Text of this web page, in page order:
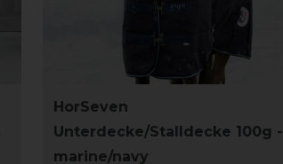
HorSeven
Unterdecke/Stalldecke 100g -
marine/navy